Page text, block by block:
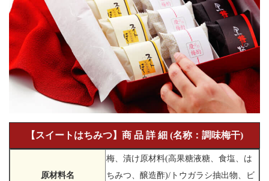
【スイートはちみつ】商 品 詳 細 (名称：調味梅干)
原材料名
梅、漬け原材料(高果糖液糖、食塩、は
ちみつ、醸造酢)/トウガラシ抽出物、ビ